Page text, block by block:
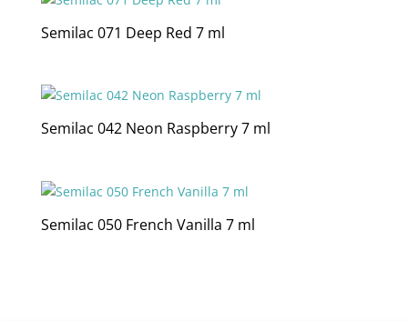
Semilac 071 Deep Red 7 ml
Semilac 042 Neon Raspberry 7 ml
Semilac 050 French Vanilla 7 ml